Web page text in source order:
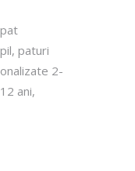
pat
, paturi
2-
ani,